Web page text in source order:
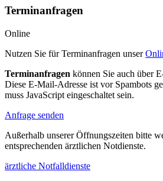
Terminanfragen
Online
Nutzen Sie für Terminanfragen unser
Terminanfragen können Sie auch über
Diese E-Mail-Adresse ist vor Spambots
muss JavaScript eingeschaltet sein.
Anfrage senden
Außerhalb unserer Öffnungszeiten bitte
entsprechenden ärztlichen Notdienste.
ärztliche Notfalldienste